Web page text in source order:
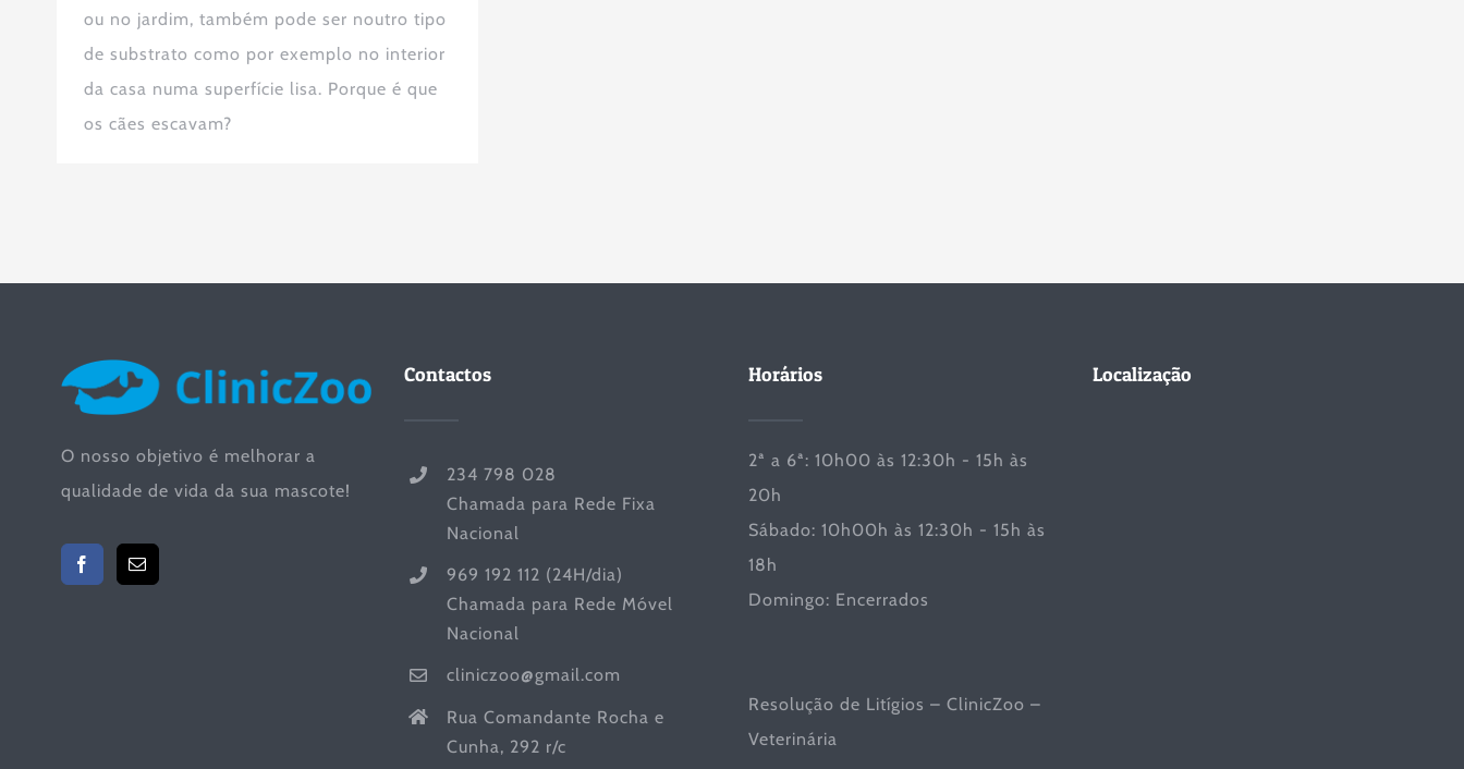
ou no jardim, também pode ser noutro tipo
de substrato como por exemplo no interior
da casa numa superfície lisa. Porque é que
os cães escavam?
O nosso objetivo é melhorar a
qualidade de vida da sua mascote!
Contactos
234 798 028
Chamada para Rede Fixa
Nacional
969 192 112 (24H/dia)
Chamada para Rede Móvel
Nacional
cliniczoo@gmail.com
Rua Comandante Rocha e
Cunha, 292 r/c
Horários
2ª a 6ª: 10h00 às 12:30h - 15h às
20h
Sábado: 10h00h às 12:30h - 15h às
18h
Domingo: Encerrados
Resolução de Litígios – ClinicZoo –
Veterinária
Localização